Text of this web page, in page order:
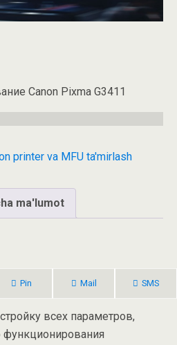
Canon Pixma G3411
printer va MFU ta'mirlash
ma'lumot
Pin Mail SMS
всех параметров,